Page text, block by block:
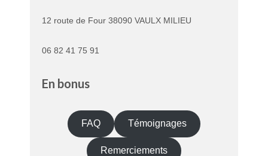
12 route de Four 38090 VAULX MILIEU
06 82 41 75 91
En bonus
FAQ Témoignages
Remerciements